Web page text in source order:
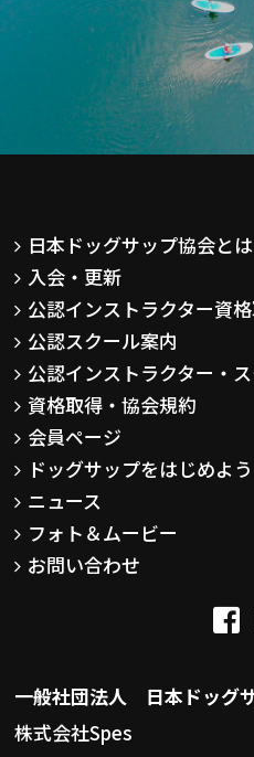
日本ドッグサップ協会とは
入会・更新
公認インストラクター資
公認スクール案内
公認インストラクター・
資格取得・協会規約
会員ページ
ドッグサップをはじめよう
ニュース
フォト＆ムービー
お問い合わせ
一般社団法人 日本ドッグ
株式会社Spes